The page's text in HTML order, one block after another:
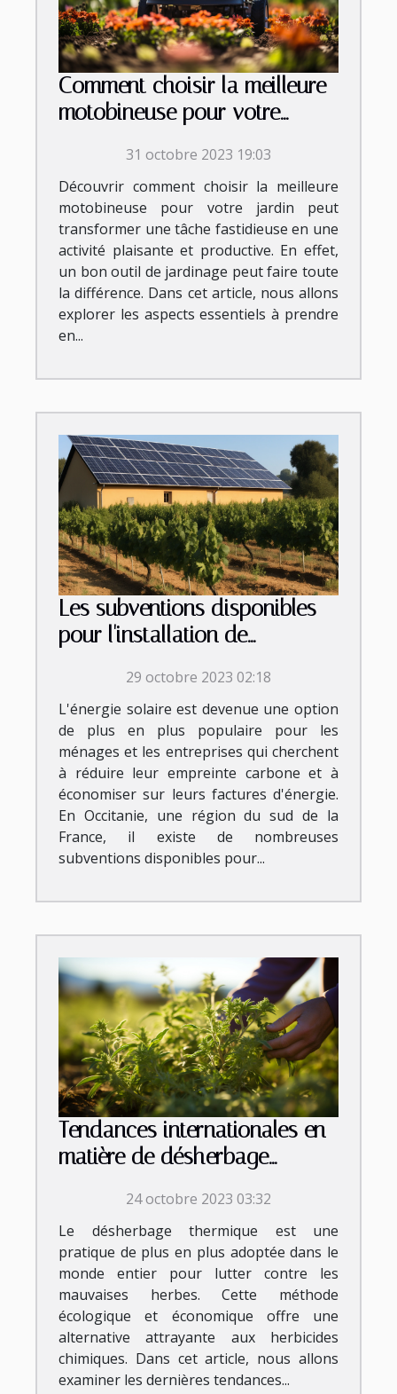
Comment choisir la meilleure
motobineuse pour votre
31 octobre 2023 19:03
Découvrir comment choisir la meilleure
motobineuse pour votre jardin peut
transformer une tâche fastidieuse en une
activité plaisante et productive. En effet,
un bon outil de jardinage peut faire toute
la différence. Dans cet article, nous allons
explorer les aspects essentiels à prendre
en...
Les subventions disponibles
pour l'installation de
Occitanie29 octobre 2023 02:18
L'énergie solaire est devenue une option
de plus en plus populaire pour les
ménages et les entreprises qui cherchent
à réduire leur empreinte carbone et à
économiser sur leurs factures d'énergie.
En Occitanie, une région du sud de la
France, il existe de nombreuses
subventions disponibles pour...
Tendances internationales en
matière de désherbage
24 octobre 2023 03:32
Le désherbage thermique est une
pratique de plus en plus adoptée dans le
monde entier pour lutter contre les
mauvaises herbes. Cette méthode
écologique et économique offre une
alternative attrayante aux herbicides
chimiques. Dans cet article, nous allons
examiner les dernières tendances...